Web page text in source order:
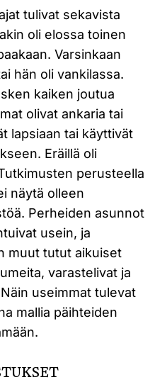
tulivat sekavista
oli elossa toinen
Varsinkaan
hän oli vankilassa.
kaiken joutua
olivat ankaria tai
lapsiaan tai käyttivät
Eräillä oli
perusteella
näytä olleen
Perheiden asunnot
usein, ja
muut tutut aikuiset
varastelivat ja
useimmat tulevat
mallia päihteiden